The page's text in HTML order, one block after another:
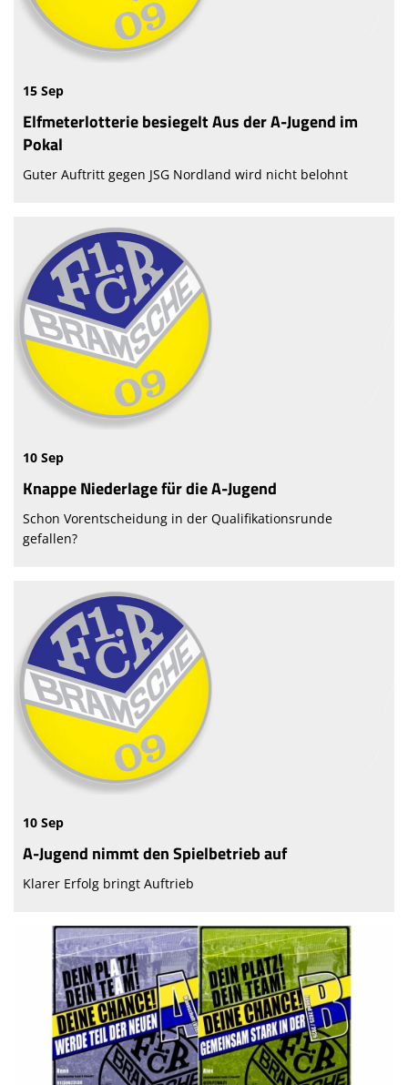
15 Sep
Elfmeterlotterie besiegelt Aus der A-Jugend im
Pokal
Guter Auftritt gegen JSG Nordland wird nicht belohnt
10 Sep
Knappe Niederlage für die A-Jugend
Schon Vorentscheidung in der Qualifikationsrunde
gefallen?
10 Sep
A-Jugend nimmt den Spielbetrieb auf
Klarer Erfolg bringt Auftrieb